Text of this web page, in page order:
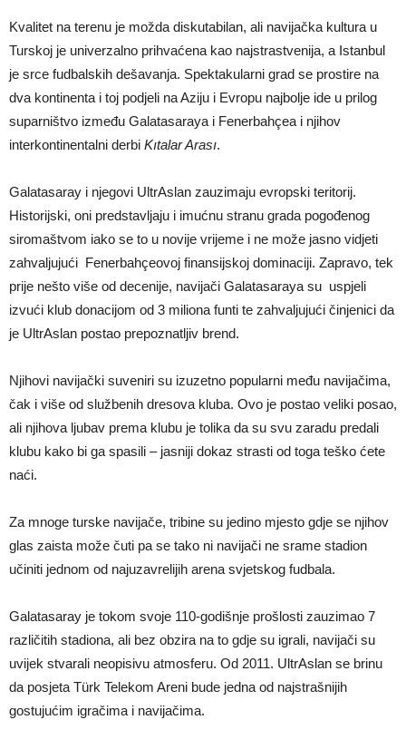
Kvalitet na terenu je možda diskutabilan, ali navijačka kultura u
Turskoj je univerzalno prihvaćena kao najstrastvenija, a Istanbul
je srce fudbalskih dešavanja. Spektakularni grad se prostire na
dva kontinenta i toj podjeli na Aziju i Evropu najbolje ide u prilog
suparništvo između Galatasaraya i Fenerbahçea i njihov
interkontinentalni derbi Kıtalar Arası.
Galatasaray i njegovi UltrAslan zauzimaju evropski teritorij.
Historijski, oni predstavljaju i imućnu stranu grada pogođenog
siromaštvom iako se to u novije vrijeme i ne može jasno vidjeti
zahvaljujući Fenerbahçeovoj finansijskoj dominaciji. Zapravo, tek
prije nešto više od decenije, navijači Galatasaraya su uspjeli
izvući klub donacijom od 3 miliona funti te zahvaljujući činjenici da
je UltrAslan postao prepoznatljiv brend.
Njihovi navijački suveniri su izuzetno popularni među navijačima,
čak i više od službenih dresova kluba. Ovo je postao veliki posao,
ali njihova ljubav prema klubu je tolika da su svu zaradu predali
klubu kako bi ga spasili – jasniji dokaz strasti od toga teško ćete
naći.
Za mnoge turske navijače, tribine su jedino mjesto gdje se njihov
glas zaista može čuti pa se tako ni navijači ne srame stadion
učiniti jednom od najuzavrelijih arena svjetskog fudbala.
Galatasaray je tokom svoje 110-godišnje prošlosti zauzimao 7
različitih stadiona, ali bez obzira na to gdje su igrali, navijači su
uvijek stvarali neopisivu atmosferu. Od 2011. UltrAslan se brinu
da posjeta Türk Telekom Areni bude jedna od najstrašnijih
gostujućim igračima i navijačima.